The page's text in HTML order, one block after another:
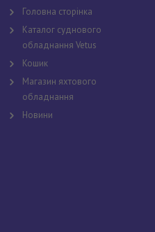
Головна сторінка
Каталог суднового
обладнання Vetus
Кошик
Магазин яхтового
обладнання
Новини